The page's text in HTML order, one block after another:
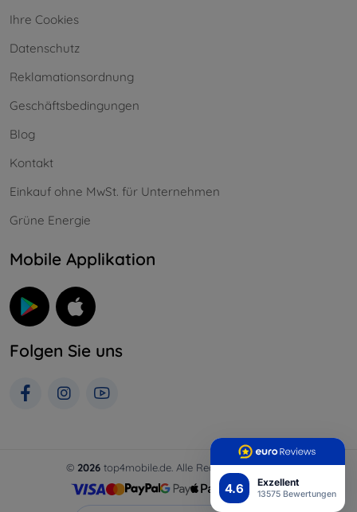
4.6 Exzellent
13575 Bewertungen
Ihre Cookies
Datenschutz
Reklamationsordnung
Geschäftsbedingungen
Blog
Kontakt
Einkauf ohne MwSt. für Unternehmen
Grüne Energie
Mobile Applikation
Folgen Sie uns
© 2026 top4mobile.de. Alle Rechte vorbehalten.